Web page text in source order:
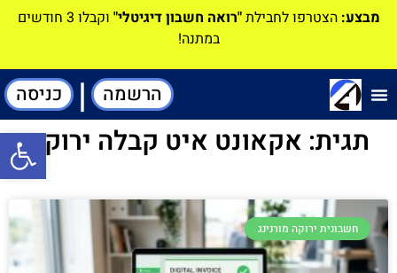
מבצע: הצטרפו לחבילת"רואה חשבון דיגיטלי"
וקבלו 3 חודשים
במתנה!
הרשמה | כניסה
תגית: אקאונט איט קבלה ירוקה
חשבונית ירוקה מורנינג
פתח